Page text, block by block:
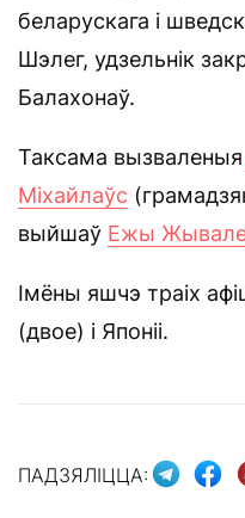
беларускага і
Шэлег, удзельнік
Балахонаў.
Таксама вызваленыя
Міхайлаўс
выйшаў Ежы
Імёны яшчэ траіх
(двое) і Японіі.
ПАДЗЯЛІЦЦА: